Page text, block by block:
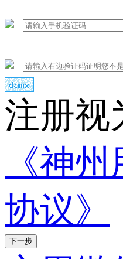
注册视
《神
协议》
下一步